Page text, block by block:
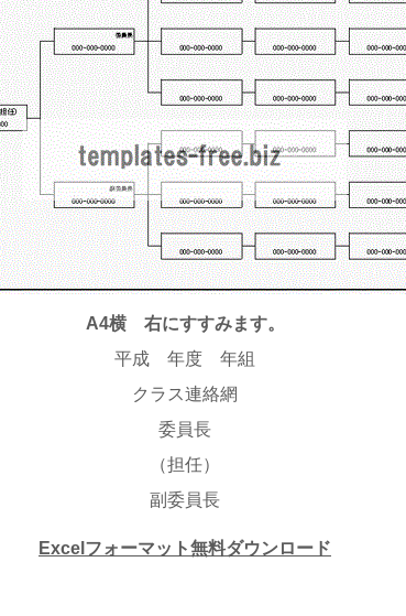
A4横 右にすすみます。
平成 年度 年組
クラス連絡網
委員長
（担任）
副委員長
Excelフォーマット無料ダウンロード